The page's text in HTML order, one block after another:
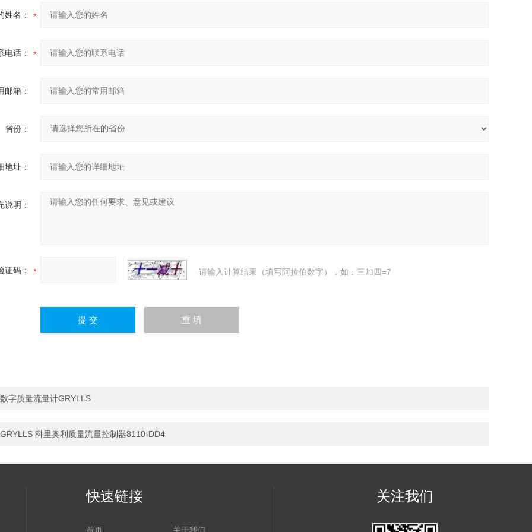
姓名：
电话：
邮箱：
省份：
地址：
说明：
证码： 请输入计算结果（填写阿拉伯数字），如：三加四=7
数字质量流量计GRYLLS
GRYLLS 科里奥利质量流量控制器8110-DD4
快速链接 关注我们